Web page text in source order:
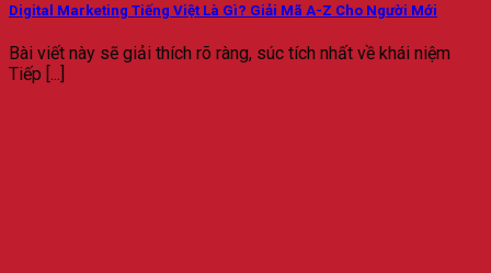
Digital Marketing Tiếng Việt Là Gì? Giải Mã A-Z Cho Người Mới
Bài viết này sẽ giải thích rõ ràng, súc tích nhất về khái niệm
Tiếp [...]